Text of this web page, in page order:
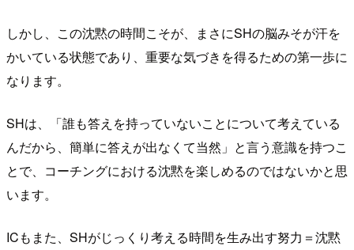
しかし、この沈黙の時間こそが、まさにSHの脳みそが汗を
かいている状態であり、重要な気づきを得るための第一歩に
なります。
SHは、「誰も答えを持っていないことについて考えている
んだから、簡単に答えが出なくて当然」と言う意識を持つこ
とで、コーチングにおける沈黙を楽しめるのではないかと思
います。
ICもまた、SHがじっくり考える時間を生み出す努力＝沈黙